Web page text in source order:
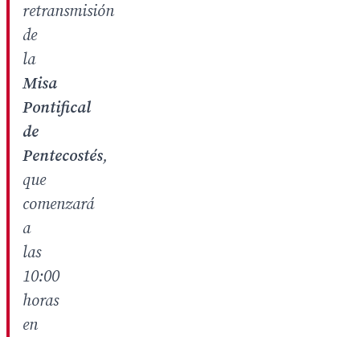
retransmisión
de
la
Misa
Pontifical
de
Pentecostés,
que
comenzará
a
las
10:00
horas
en